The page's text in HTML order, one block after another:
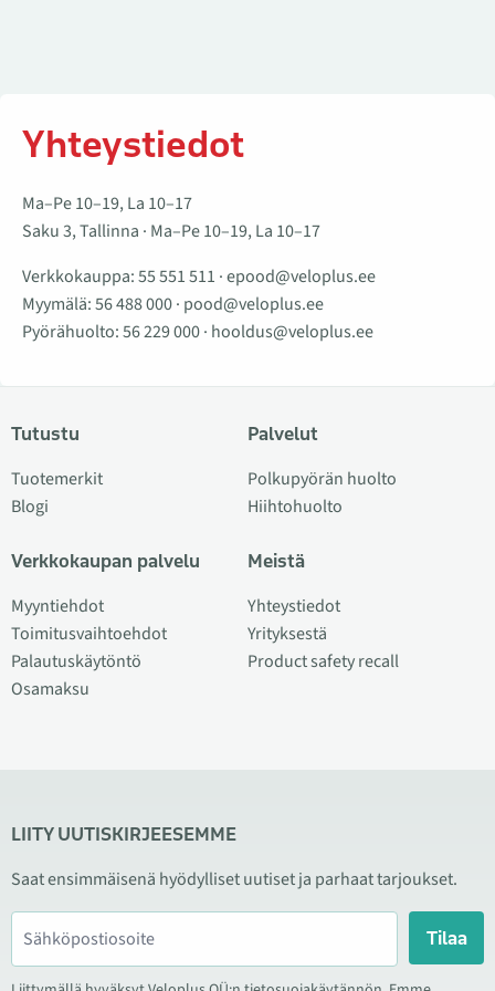
Yhteystiedot
Ma–Pe 10–19, La 10–17
Saku 3, Tallinna · Ma–Pe 10–19, La 10–17
Verkkokauppa:55 551 511 ·epood@veloplus.ee
Myymälä:56 488 000· pood@veloplus.ee
Pyörähuolto:56 229 000· hooldus@veloplus.ee
Tutustu
Tuotemerkit
Blogi
Verkkokaupan palvelu
Myyntiehdot
Toimitusvaihtoehdot
Palautuskäytöntö
Osamaksu
Palvelut
Polkupyörän huolto
Hiihtohuolto
Meistä
Yhteystiedot
Yrityksestä
Product safety recall
LIITY UUTISKIRJEESEMME
Saat ensimmäisenä hyödylliset uutiset ja parhaat tarjoukset.
Tilaa